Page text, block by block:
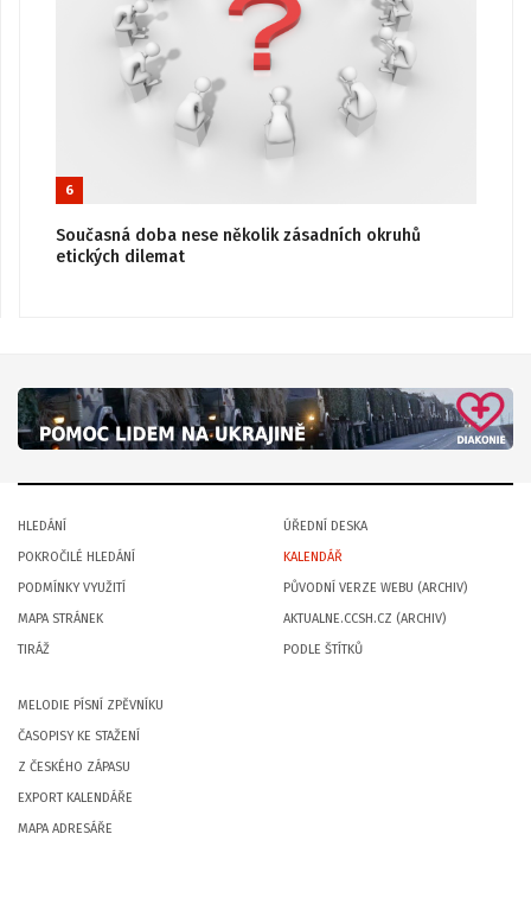
6
Současná doba nese několik zásadních okruhů
etických dilemat
HLEDÁNÍ
POKROČILÉ HLEDÁNÍ
PODMÍNKY VYUŽITÍ
MAPA STRÁNEK
TIRÁŽ
ÚŘEDNÍ DESKA
KALENDÁŘ
PŮVODNÍ VERZE WEBU (ARCHIV)
AKTUALNE.CCSH.CZ (ARCHIV)
PODLE ŠTÍTKŮ
MELODIE PÍSNÍ ZPĚVNÍKU
ČASOPISY KE STAŽENÍ
Z ČESKÉHO ZÁPASU
EXPORT KALENDÁŘE
MAPA ADRESÁŘE